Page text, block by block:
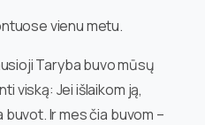
vienu metu.
Taryba buvo mūsų
viską: Jei išlaikom ją,
buvot. Ir mes čia buvom –